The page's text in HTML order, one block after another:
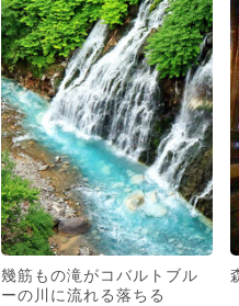
幾筋もの滝がコバルトブル
ーの川に流れる落ちる